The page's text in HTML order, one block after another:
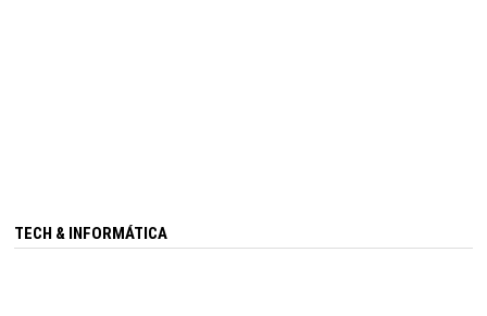
TECH & INFORMÁTICA